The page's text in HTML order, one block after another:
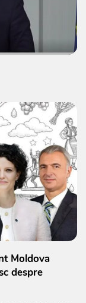
Moldova
despre